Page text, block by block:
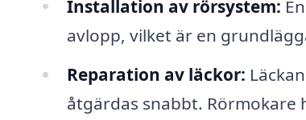
Installation av rörsystem:
avlopp, vilket är en
Reparation av läckor:
åtgärdas snabbt.